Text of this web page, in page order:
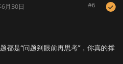
月30日 #6
都是“问题到眼前再思考”，你真的撑